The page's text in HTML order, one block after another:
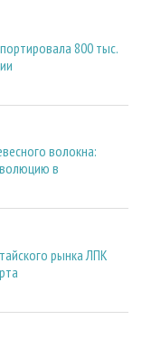
800 тыс.
волокна:
в
рынка ЛПК